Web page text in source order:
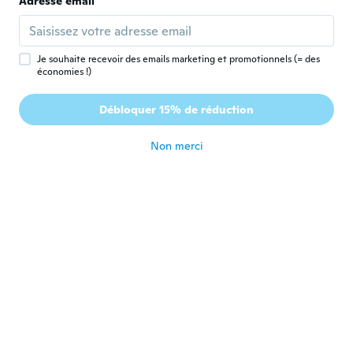
S Sibilla-Cristina
Schlechtes Material. Durchsichtig (und das
bei einem Pullover).
Je souhaite recevoir des emails marketing et promotionnels (= des
économies !)
Débloquer 15% de réduction
Non merci